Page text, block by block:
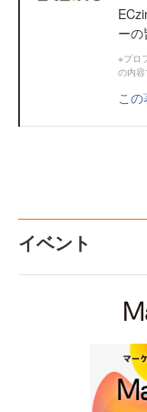
ーの
※プロ
の内
こ
イベント